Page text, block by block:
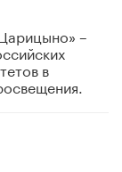
–
в